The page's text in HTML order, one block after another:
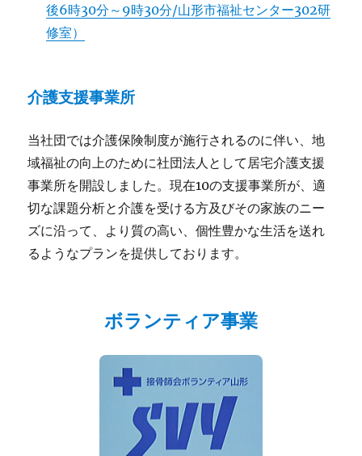
後6時30分～9時30分/山形市福祉センター302研
修室）
介護支援事業所
当社団では介護保険制度が施行されるのに伴い、地
域福祉の向上のために社団法人として居宅介護支援
事業所を開設しました。現在10の支援事業所が、適
切な課題分析と介護を受ける方及びその家族のニー
ズに沿って、より質の高い、個性豊かな生活を送れ
るようなプランを提供しております。
ボランティア事業